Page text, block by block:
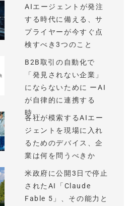
AIエージェントが発注
する時代に備える、サ
プライヤーが今すぐ点
検すべき3つのこと
B2B取引の自動化で
「発見されない企業」
にならないために ーAI
が自律的に連携する
時...
各社が模索するAIエー
ジェントを現場に入れ
るためのデバイス、企
業は何を問うべきか
米政府に公開3日で停止
されたAI「Claude
Fable 5」、その能力と